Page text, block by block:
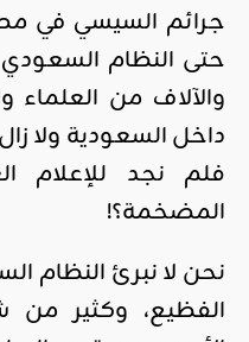
جرائم السيسي في
حتى النظام السعودي
والآلاف من
داخل السعودية ولا
فلم نجد للإعلام
المضخمة؟!
نحن لا نبرئ النظام
الفظيع، وكثير من